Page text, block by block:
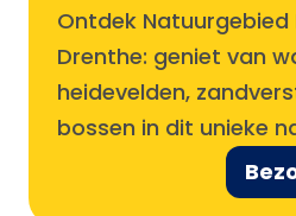
Ontdek Natuurgebied
Drenthe: geniet van
heidevelden,
bossen in dit unieke